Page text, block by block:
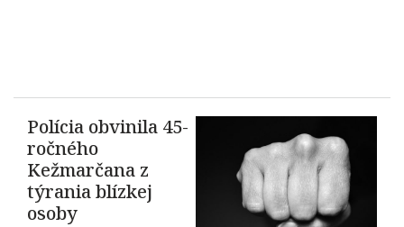
Polícia obvinila 45-
ročného
Kežmarčana z
týrania blízkej
osoby